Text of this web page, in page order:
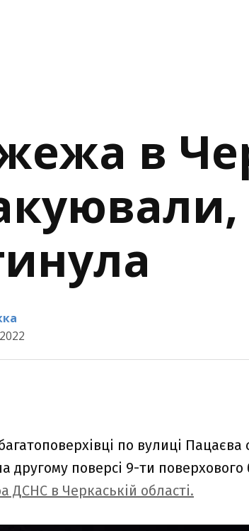
в
по вулиці
другому поверсі 9-ти поверхового
ДСНС в Черкаській області.